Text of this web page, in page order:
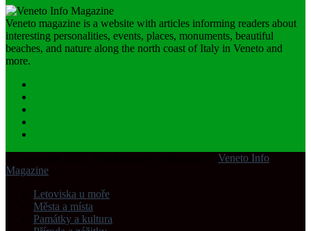
Veneto magazine is a website with articles informing readers about
interesting personalities, events, places, monuments, beautiful
beaches, and nature along the north coast of Italy in Veneto and
more.
Veneto Info
Magazine
Letoviska u moře
Města a místa
Památky a kultura